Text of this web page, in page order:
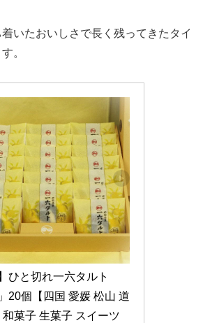
いたおいしさで長く残ってきたタイ
。
ひと切れ一六タルト
20個【四国 愛媛 松山 道
和菓子 生菓子 スイーツ